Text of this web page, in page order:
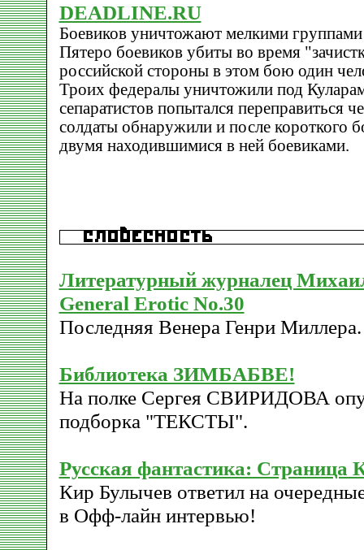
DEADLINE.RU
Боевиков уничтожают мелкими группами
Пятеро боевиков убиты во время
российской стороны в этом бою один
Троих федералы уничтожили под
сепаратистов попытался переправиться
солдаты обнаружили и после короткого
двумя находившимися в ней боевиками.
Литературный журналец
General Erotic No.30
Последняя Венера Генри Миллера.
Библиотека ЗИМБАБВЕ!
На полке Сергея СВИРИДОВА
подборка "ТЕКСТЫ".
Русская фантастика:
Кир Булычев ответил на
в Офф-лайн интервью!